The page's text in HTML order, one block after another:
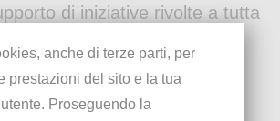
di iniziative rivolte a tutta
anche di terze parti, per
prestazioni del sito e la tua
Proseguendo la